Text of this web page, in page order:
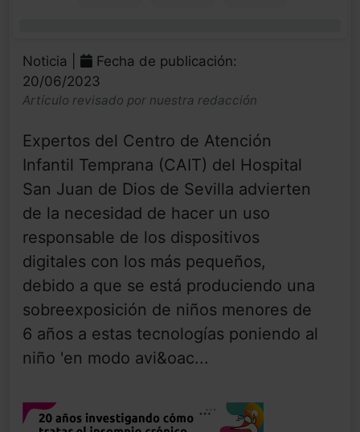
Noticia |
Fecha de publicación:
20/06/2023
Artículo revisado por nuestra redacción
Expertos del Centro de Atención
Infantil Temprana (CAIT) del Hospital
San Juan de Dios de Sevilla advierten
de la necesidad de hacer un uso
responsable de los dispositivos
digitales con los más pequeños,
debido a que se está produciendo una
sobreexposición de niños menores de
6 años a estas tecnologías poniendo al
niño 'en modo avi&oac...